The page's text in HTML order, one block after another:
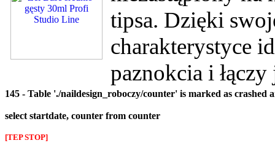
tipsa. Dzięki
charakterystyce
paznokcia i
145 - Table './naildesign_roboczy/counter' is marked as crashed
select startdate, counter from counter
[TEP STOP]